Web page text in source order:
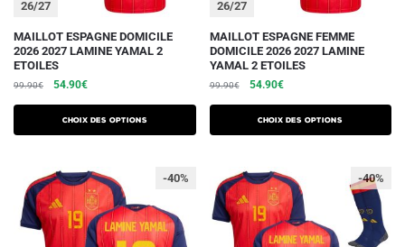
produit
produit
26/27
MAILLOT ESPAGNE DOMICILE
2026 2027 LAMINE YAMAL 2
ETOILES
99.90€
Le
initial
était :
54.90€Le
actuel
est :
Choix des options
Ce
produit
a
variations.
peuvent
être
choisies
26/27
MAILLOT ESPAGNE FEMME
DOMICILE 2026 2027 LAMINE
YAMAL 2 ETOILES
99.90€
Le
initial
était :
54.90€Le
actuel
est :
Choix des options
Ce
produit
a
variations.
peuvent
être
choisies
-40% -40%